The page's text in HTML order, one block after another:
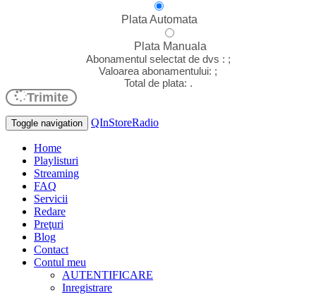
Plata Automata
Plata Manuala
Abonamentul selectat de dvs : ;
Valoarea abonamentului: ;
Total de plata: .
Trimite
Toggle navigation QInStoreRadio
Home
Playlisturi
Streaming
FAQ
Servicii
Redare
Preţuri
Blog
Contact
Contul meu
AUTENTIFICARE
Inregistrare